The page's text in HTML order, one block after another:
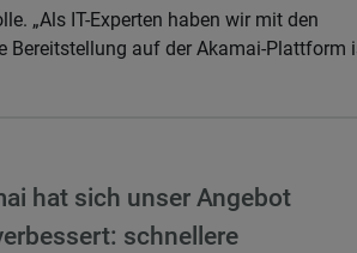
„Als IT-Experten haben wir mit den
Bereitstellung auf der Akamai-Plattform
hat sich unser Angebot
schnellere